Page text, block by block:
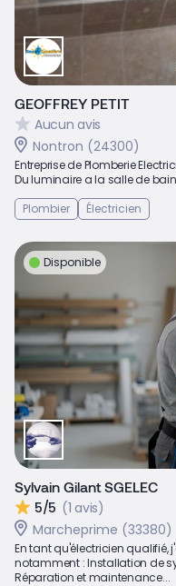
GEOFFREY PETIT
Aucun avis
Nontron (24300)
Entreprise de Plomberie
Du luminaire a la salle de
Plombier
Électricien
Disponible
Sylvain Gilant SGELEC
5/5 (1 avis)
Marcheprime (33380)
En tant qu'électricien qualifié,
notamment : Installation de
Réparation et maintenance...